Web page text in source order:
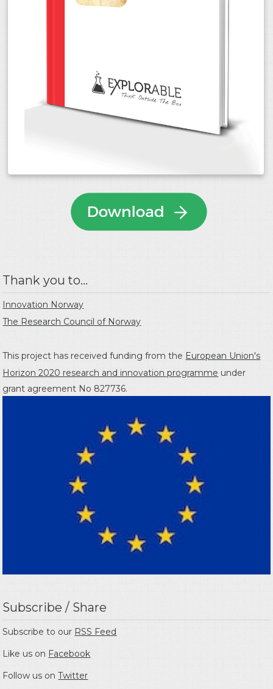
Thank you to...
Innovation Norway
The Research Council of Norway
This project has received funding from the European Union's
Horizon 2020 research and innovation programme under
grant agreement No 827736.
Subscribe / Share
Subscribe to our RSS Feed
Like us on Facebook
Follow us onTwitter